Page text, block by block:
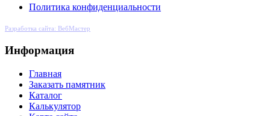
Политика конфиденциальности
Разработка сайта: ВебМастер
Информация
Главная
Заказать памятник
Каталог
Калькулятор